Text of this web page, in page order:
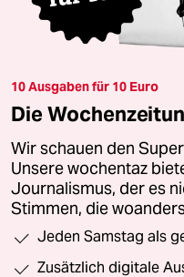
10 Ausgaben für 10 Euro
Die
Wir schauen den
Unsere wochentaz
Journalismus, der es
Stimmen, die
Jeden Samstag als
Zusätzlich digitale